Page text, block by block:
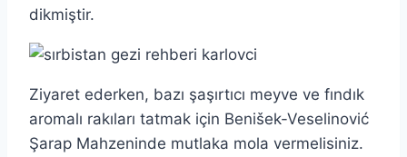
dikmiştir.
Ziyaret ederken, bazı şaşırtıcı meyve ve fındık
aromalı rakıları tatmak için Benišek-Veselinović
Şarap Mahzeninde mutlaka mola vermelisiniz.